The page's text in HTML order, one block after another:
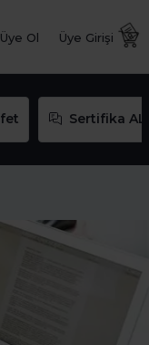
Üye Ol Üye Girişi
Sertifika AL